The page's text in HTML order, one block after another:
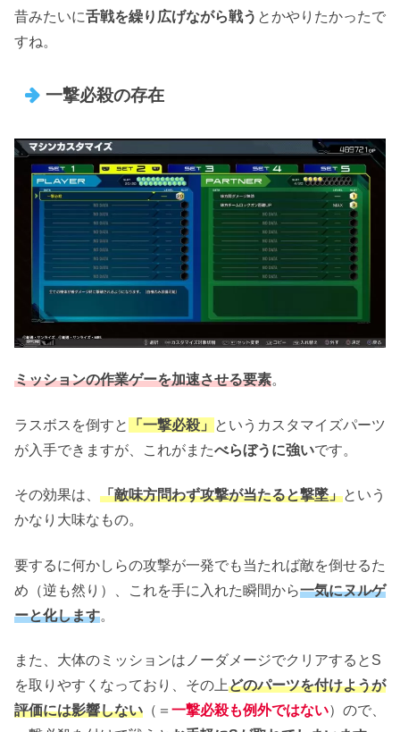
昔みたいに舌戦を繰り広げながら戦う とかやりたかったで
すね。
一撃必殺の存在
ミッションの作業ゲーを加速させる要素。
ラスボスを倒すと 「一撃必殺」
というカスタマイズパーツ
が入手できますが、これがまたべらぼうに強いです。
その効果は、 「敵味方問わず攻撃が当たると撃墜」という
かなり大味なもの。
要するに何かしらの攻撃が一発でも当たれば敵を倒せるた
め（逆も然り）、これを手に入れた瞬間から一気にヌルゲ
ーと化します。
また、大体のミッションはノーダメージでクリアするとS
を取りやすくなっており、その上どのパーツを付けようが
評価には影響しない （＝ 一撃必殺も例外ではない）ので、